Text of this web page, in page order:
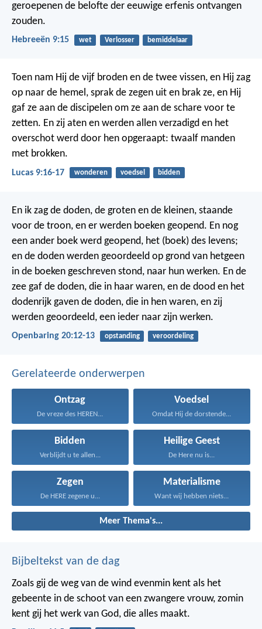
geroepenen de belofte der eeuwige erfenis ontvangen
zouden.
Hebreeën 9:15 wet Verlosser bemiddelaar
Toen nam Hij de vijf broden en de twee vissen, en Hij zag
op naar de hemel, sprak de zegen uit en brak ze, en Hij
gaf ze aan de discipelen om ze aan de schare voor te
zetten. En zij aten en werden allen verzadigd en het
overschot werd door hen opgeraapt: twaalf manden
met brokken.
Lucas 9:16-17 wonderen voedsel bidden
En ik zag de doden, de groten en de kleinen, staande
voor de troon, en er werden boeken geopend. En nog
een ander boek werd geopend, het (boek) des levens;
en de doden werden geoordeeld op grond van hetgeen
in de boeken geschreven stond, naar hun werken. En de
zee gaf de doden, die in haar waren, en de dood en het
dodenrijk gaven de doden, die in hen waren, en zij
werden geoordeeld, een ieder naar zijn werken.
Openbaring 20:12-13 opstanding veroordeling
Gerelateerde onderwerpen
Ontzag
De vreze des HEREN...
Voedsel
Omdat Hij de dorstende...
Bidden
Verblijdt u te allen...
Heilige Geest
De Here nu is...
Zegen
De HERE zegene u...
Materialisme
Want wij hebben niets...
Meer Thema's...
Bijbeltekst van de dag
Zoals gij de weg van de wind evenmin kent als het
gebeente in de schoot van een zwangere vrouw, zomin
kent gij het werk van God, die alles maakt.